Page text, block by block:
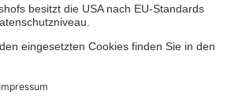
Johanniter-Jugend